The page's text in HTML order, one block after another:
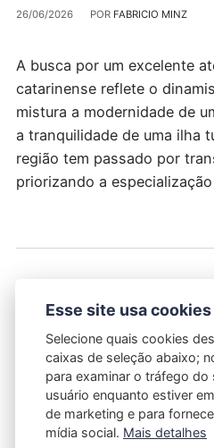
26/06/2026 POR FABRICIO MINZ
A busca por um excelente
catarinense reflete o
mistura a modernidade de
a tranquilidade de uma ilha
região tem passado por
priorizando a
5 dicas jurídicas
gastos em construção
24/06/2026 POR FABRICIO MINZ
Administrar gastos em
desafio complexo que
Esse site usa cookies
Selecione quais cookies
caixas de seleção abaixo;
para examinar o tráfego do
usuário enquanto estiver
de marketing e para
mídia social. Mais detalhes